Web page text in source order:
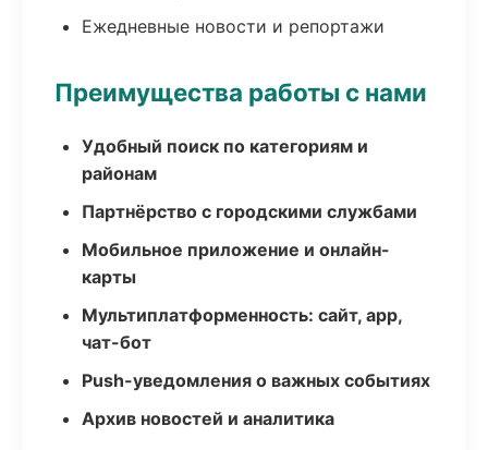
Ежедневные новости и репортажи
Преимущества работы с нами
Удобный поиск по категориям и
районам
Партнёрство с городскими службами
Мобильное приложение и онлайн-
карты
Мультиплатформенность: сайт, app,
чат-бот
Push-уведомления о важных событиях
Архив новостей и аналитика